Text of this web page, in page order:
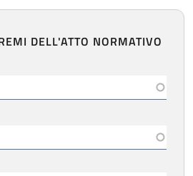
DELL'ATTO NORMATIVO